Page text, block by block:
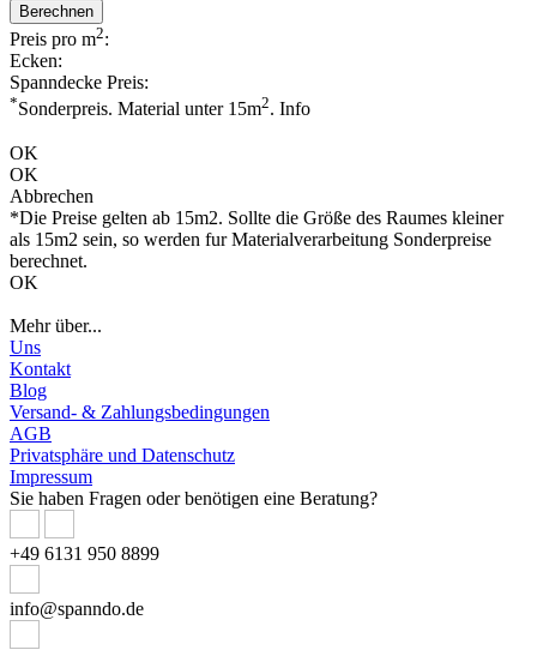
Berechnen
Preis pro m2:
Ecken:
Spanndecke Preis:
*Sonderpreis. Material unter 15m2. Info
OK
OK
Abbrechen
*Die Preise gelten ab 15m2. Sollte die Größe des Raumes kleiner
als 15m2 sein, so werden fur Materialverarbeitung Sonderpreise
berechnet.
OK
Mehr über...
Uns
Kontakt
Blog
Versand- & Zahlungsbedingungen
AGB
Privatsphäre und Datenschutz
Impressum
Sie haben Fragen oder benötigen eine Beratung?
+49 6131 950 8899
info@spanndo.de